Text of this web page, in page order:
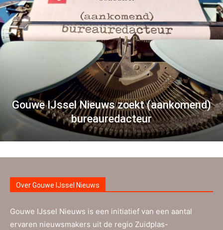
Gouwe IJssel Nieuws zoekt (aankomend)
bureauredacteur
Over Gouwe IJssel Nieuws
Gouwe IJssel Nieuws is een initiatief van een aantal
ervaren nieuwsmakers uit de regio Zuidplas-